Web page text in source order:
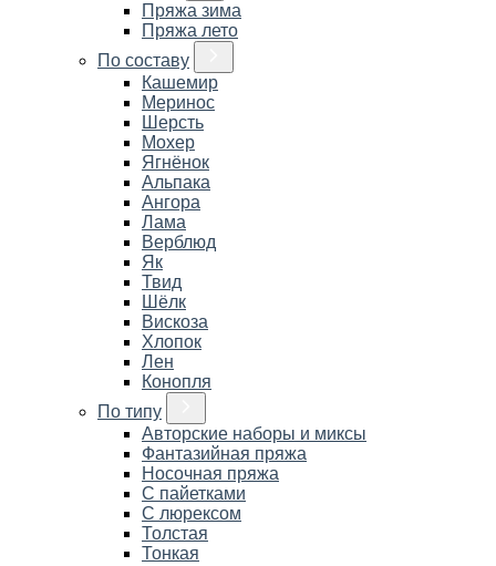
Пряжа зима
Пряжа лето
По составу
Кашемир
Меринос
Шерсть
Мохер
Ягнёнок
Альпака
Ангора
Лама
Верблюд
Як
Твид
Шёлк
Вискоза
Хлопок
Лен
Конопля
По типу
Авторские наборы и миксы
Фантазийная пряжа
Носочная пряжа
С пайетками
С люрексом
Толстая
Тонкая